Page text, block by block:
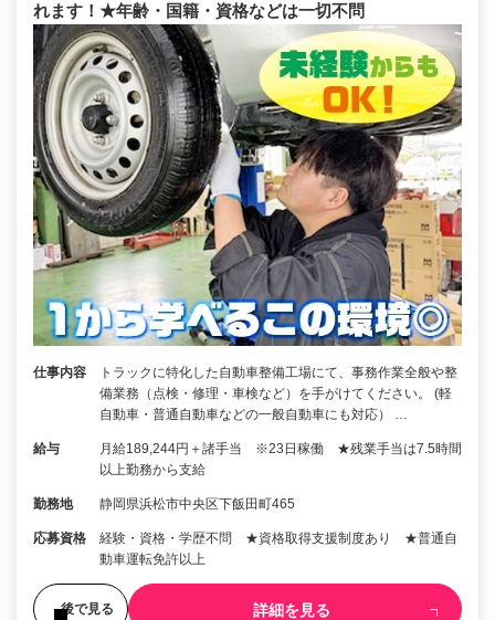
れます！★年齢・国籍・資格などは一切不問
仕事内容
トラックに特化した自動車整備工場にて、事務作業全般や整
備業務（点検・修理・車検など）を手がけてください。 (軽
自動車・普通自動車などの一般自動車にも対応） …
給与
月給189,244円＋諸手当 ※23日稼働 ★残業手当は7.5時間
以上勤務から支給
勤務地 静岡県浜松市中央区下飯田町465
応募資格
経験・資格・学歴不問 ★資格取得支援制度あり ★普通自
動車運転免許以上
後で見る 詳細を見る